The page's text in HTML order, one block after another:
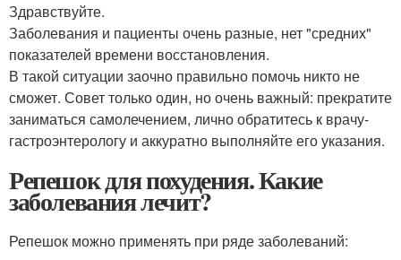
Здравствуйте.
Заболевания и пациенты очень разные, нет "средних"
показателей времени восстановления.
В такой ситуации заочно правильно помочь никто не
сможет. Совет только один, но очень важный: прекратите
заниматься самолечением, лично обратитесь к врачу-
гастроэнтерологу и аккуратно выполняйте его указания.
Репешок для похудения. Какие
заболевания лечит?
Репешок можно применять при ряде заболеваний: